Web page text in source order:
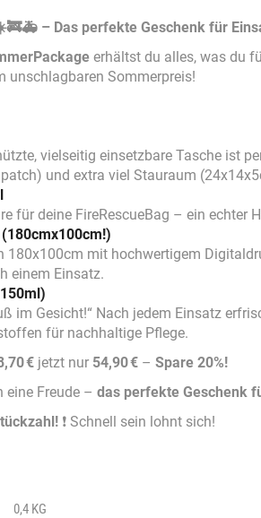
– Das perfekte Geschenk für
erhältst du alles, was du
unschlagbaren Sommerpreis!
vielseitig einsetzbare Tasche ist
und extra viel Stauraum
für deine FireRescueBag – ein echter
180x100cm mit hochwertigem
einem Einsatz.
im Gesicht!“ Nach jedem Einsatz
für nachhaltige Pflege.
€ jetzt nur 54,90 € – Spare 20%!
eine Freude – das perfekte Geschenk
❗️ Schnell sein lohnt sich!
0,4 KG